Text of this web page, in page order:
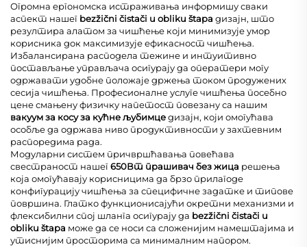
Огромна ергономска истраживања информишу сваки
аспект нашег bezžični čistači u obliku štapa дизајн, што
резултира алатом за чишћење који минимизује умор
корисника док максимизује ефикасност чишћења.
Избалансирана расподела тежине и интуитивно
постављање управљача осигурају да оператери могу
одржавати удобне положаје држења током продужених
сесија чишћења. Професионалне услуге чишћења посебно
цене смањену физичку напетост повезану са нашим
вакуум за косу за кућне љубимцедизајн, који омогућава
особље да одржава ниво продуктивности у захтевним
распоредима рада.
Модуларни систем причвршћавања повећава
свестраност нашег650Вт прашивач без жица решења
која омогућавају корисницима да брзо прилагоде
конфигурацију чишћења за специфичне задатке и типове
површина. Глатко функционисајући окретни механизми и
флексибилни спој шланга осигурају да bezžični čistači u
obliku štapa може да се носи са сложенијим намештајима и
утиснијим просторима са минималним напором.